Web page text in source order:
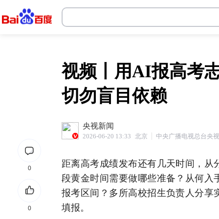
视频丨用AI报高考
切勿盲目依赖
央视新闻
2026-06-20 13:33 北京 中央广播电视总台央
距离高考成绩发布还有几天时间，
段黄金时间需要做哪些准备？从何
报考区间？多所高校招生负责人分
填报。
0
0